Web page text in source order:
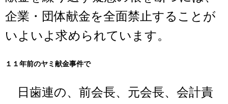
企業・団体献金を全面禁止することが
いよいよ求められています。
１１年前のヤミ献金事件で
日歯連の、前会長、元会長、会計責